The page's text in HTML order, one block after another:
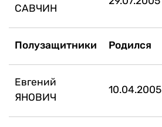
САВЧИН
Полузащитники Родился
Евгений
ЯНОВИЧ
10.04.2005